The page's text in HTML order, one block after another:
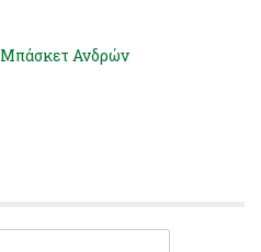
Μπάσκετ Ανδρών